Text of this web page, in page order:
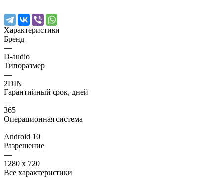
Характеристики
Бренд
—
D-audio
Типоразмер
—
2DIN
Гарантийный срок, дней
—
365
Операционная система
—
Android 10
Разрешение
—
1280 х 720
Все характеристики